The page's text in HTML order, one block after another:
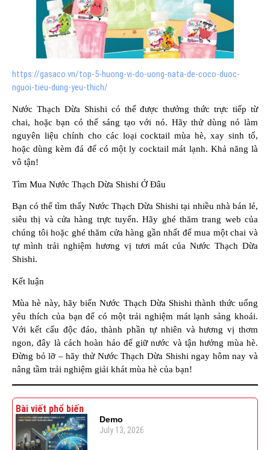
https://gasaco.vn/top-5-huong-vi-do-uong-nata-de-coco-duoc-
nguoi-tieu-dung-yeu-thich/
Nước Thạch Dừa Shishi có thể được thưởng thức trực tiếp từ
chai, hoặc bạn có thể sáng tạo với nó. Hãy thử dùng nó làm
nguyên liệu chính cho các loại cocktail mùa hè, xay sinh tố,
hoặc dùng kèm đá để có một ly cocktail mát lạnh. Khả năng là
vô tận!
Tìm Mua Nước Thạch Dừa Shishi Ở Đâu
Bạn có thể tìm thấy Nước Thạch Dừa Shishi tại nhiều nhà bán lẻ,
siêu thị và cửa hàng trực tuyến. Hãy ghé thăm trang web của
chúng tôi hoặc ghé thăm cửa hàng gần nhất để mua một chai và
tự mình trải nghiệm hương vị tươi mát của Nước Thạch Dừa
Shishi.
Kết luận
Mùa hè này, hãy biến Nước Thạch Dừa Shishi thành thức uống
yêu thích của bạn để có một trải nghiệm mát lạnh sảng khoái.
Với kết cấu độc đáo, thành phần tự nhiên và hương vị thơm
ngon, đây là cách hoàn hảo để giữ nước và tận hưởng mùa hè.
Đừng bỏ lỡ – hãy thử Nước Thạch Dừa Shishi ngay hôm nay và
nâng tầm trải nghiệm giải khát mùa hè của bạn!
Bài viết phổ biến
Demo
July 13, 2026